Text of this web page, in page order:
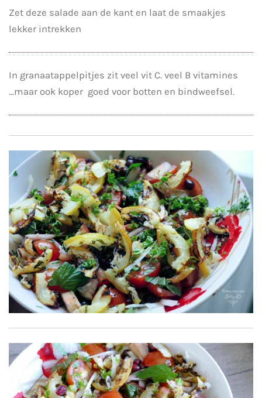
Zet deze salade aan de kant en laat de smaakjes
lekker intrekken
In granaatappelpitjes zit veel vit C. veel B vitamines
...maar ook koper goed voor botten en bindweefsel.